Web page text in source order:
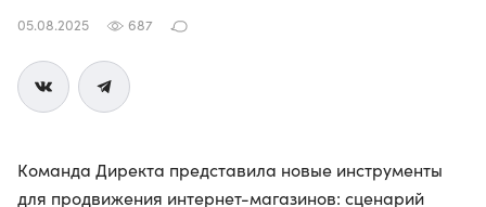
05.08.2025 687
Команда Директа представила новые инструменты
для продвижения интернет-магазинов: сценарий